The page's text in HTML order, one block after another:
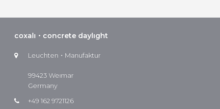
coxalı・concrete daylıght
Leuchten・Manufaktur
99423 Weımar
Germany
+49 162 9721126